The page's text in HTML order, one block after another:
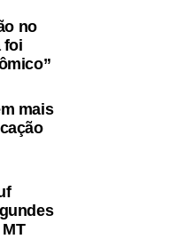
que aceleram a
vascular, como
que o cuidado não
no
foi
mais